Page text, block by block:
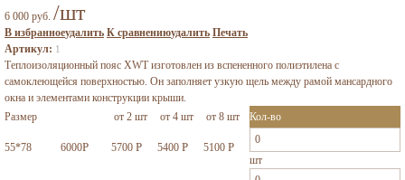
6 000 руб. /шт
В избранноеудалить К сравнениюудалить Печать
Артикул: 1
Теплоизоляционный пояс XWT изготовлен из вспененного полиэтилена с
самоклеющейся поверхностью. Он заполняет узкую щель между рамой мансардного
окна и элементами конструкции крыши.
Размер
от 2 шт от 4 шт от 8 шт Кол-во
55*78 6000Р 5700 Р 5400 Р 5100 Р
шт